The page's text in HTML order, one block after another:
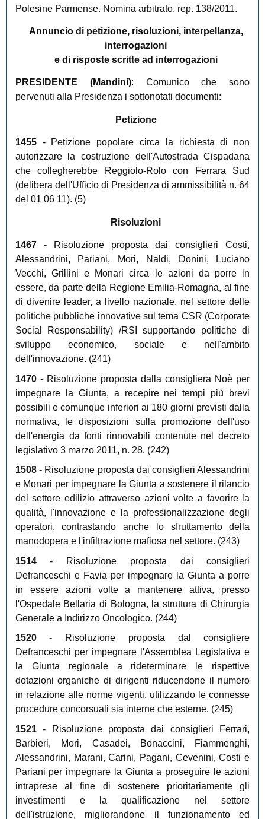
Polesine Parmense. Nomina arbitrato. rep. 138/2011.
Annuncio di petizione, risoluzioni, interpellanza,
interrogazioni
e di risposte scritte ad interrogazioni
PRESIDENTE (Mandini): Comunico che sono
pervenuti alla Presidenza i sottonotati documenti:
Petizione
1455- Petizione popolare circa la richiesta di non
autorizzare la costruzione dell'Autostrada Cispadana
che collegherebbe Reggiolo-Rolo con Ferrara Sud
(delibera dell'Ufficio di Presidenza di ammissibilità n. 64
del 01 06 11). (5)
Risoluzioni
1467- Risoluzione proposta dai consiglieri Costi,
Alessandrini, Pariani, Mori, Naldi, Donini, Luciano
Vecchi, Grillini e Monari circa le azioni da porre in
essere, da parte della Regione Emilia-Romagna, al fine
di divenire leader, a livello nazionale, nel settore delle
politiche pubbliche innovative sul tema CSR (Corporate
Social Responsability) /RSI supportando politiche di
sviluppo economico, sociale e nell'ambito
dell'innovazione. (241)
1470- Risoluzione proposta dalla consigliera Noè per
impegnare la Giunta, a recepire nei tempi più brevi
possibili e comunque inferiori ai 180 giorni previsti dalla
normativa, le disposizioni sulla promozione dell'uso
dell'energia da fonti rinnovabili contenute nel decreto
legislativo 3 marzo 2011, n. 28. (242)
1508- Risoluzione proposta dai consiglieri Alessandrini
e Monari per impegnare la Giunta a sostenere il rilancio
del settore edilizio attraverso azioni volte a favorire la
qualità, l'innovazione e la professionalizzazione degli
operatori, contrastando anche lo sfruttamento della
manodopera e l'infiltrazione mafiosa nel settore. (243)
1514- Risoluzione proposta dai consiglieri
Defranceschi e Favia per impegnare la Giunta a porre
in essere azioni volte a mantenere attiva, presso
l'Ospedale Bellaria di Bologna, la struttura di Chirurgia
Generale a Indirizzo Oncologico. (244)
1520- Risoluzione proposta dal consigliere
Defranceschi per impegnare l'Assemblea Legislativa e
la Giunta regionale a rideterminare le rispettive
dotazioni organiche di dirigenti riducendone il numero
in relazione alle norme vigenti, utilizzando le connesse
procedure concorsuali sia interne che esterne. (245)
1521- Risoluzione proposta dai consiglieri Ferrari,
Barbieri, Mori, Casadei, Bonaccini, Fiammenghi,
Alessandrini, Marani, Carini, Pagani, Cevenini, Costi e
Pariani per impegnare la Giunta a proseguire le azioni
intraprese al fine di sostenere prioritariamente gli
investimenti e la qualificazione nel settore
dell'istruzione, migliorandone il funzionamento ed